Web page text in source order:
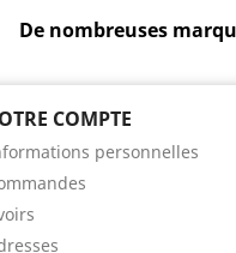
De nombreuses
COMPTE
personnelles